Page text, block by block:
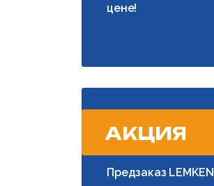
цене!
АКЦИЯ
Предзаказ LEMKEN